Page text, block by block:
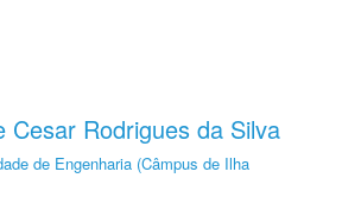
Cesar Rodrigues da Silva
de Engenharia (Câmpus de Ilha